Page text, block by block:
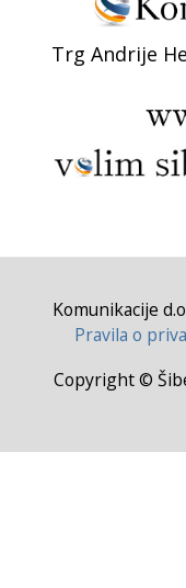
Trg Andrije
Komunikacije
Pravila o
Copyright ©